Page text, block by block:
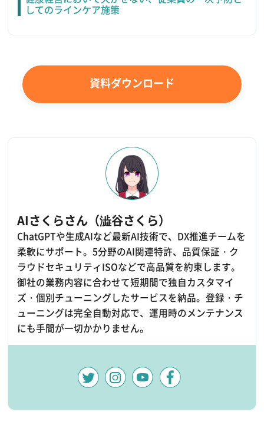
してのラインケア施策
資料ダウンロード
AIさくらさん（澁谷さくら）
ChatGPTや生成AIなど最新AI技術で、DX推進チームを
柔軟にサポート。5分野のAI関連特許、品質保証・ク
ラウドセキュリティISOなどで高品質を約束します。
御社の業務内容に合わせて短期間で独自カスタマイ
ズ・個別チューニングしたサービスを納品。登録・チ
ューニングは完全自動対応で、運用時のメンテナンス
にも手間が一切かかりません。